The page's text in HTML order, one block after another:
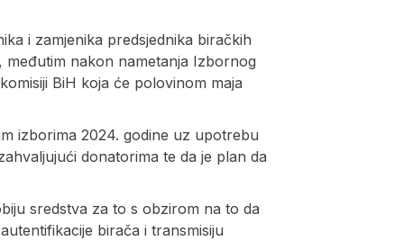
i zamjenika predsjednika biračkih
nakon nametanja Izbornog
BiH koja će polovinom maja
izborima 2024. godine uz upotrebu
donatorima te da je plan da
sredstva za to s obzirom na to da
birača i transmisiju